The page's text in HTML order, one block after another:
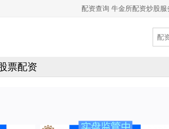
配资查询 牛金所配资炒股
票配资